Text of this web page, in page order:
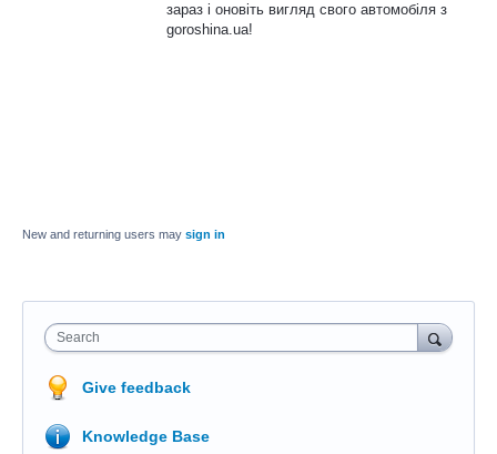
зараз і оновіть вигляд свого автомобіля з
goroshina.ua!
New and returning users may sign in
Search
Give feedback
Knowledge Base